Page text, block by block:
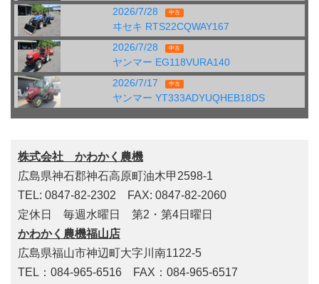
2026/7/28
中古
ヰセキ RTS22CQWAY167
2026/7/28
中古
ヤンマー EG118VURA140
2026/7/17
中古
ヤンマー YT333ADYUQHEB18DS
株式会社 かわかく農機
広島県神石郡神石高原町油木甲2598-1
TEL: 0847-82-2302 FAX: 0847-82-2060
定休日 毎週水曜日 第2・第4日曜日
かわかく農機福山店
広島県福山市神辺町大字川南1122-5
TEL：084-965-6516 FAX：084-965-6517